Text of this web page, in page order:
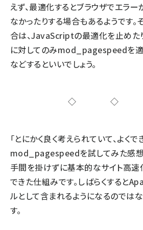
えず、最適化するとブラウザでエラー
なかったりする場合もあるようです
合は、JavaScriptの最適化を止めた
に対してのみmod_pagespeedを適
などするといいでしょう。
「とにかく良く考えられていて、よくで
mod_pagespeedを試してみた感想
手間を掛けずに基本的なサイト高速
できた仕組みです。しばらくすると
ルとして含まれるようになるのでは
す。